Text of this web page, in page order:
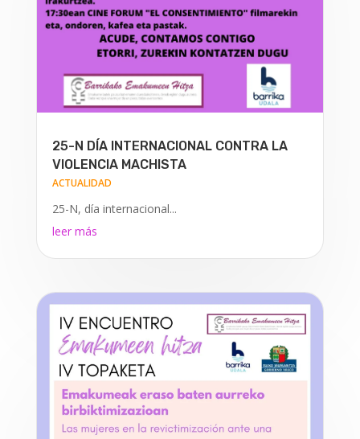
25-N DÍA INTERNACIONAL CONTRA LA
VIOLENCIA MACHISTA
ACTUALIDAD
25-N, día internacional...
leer más